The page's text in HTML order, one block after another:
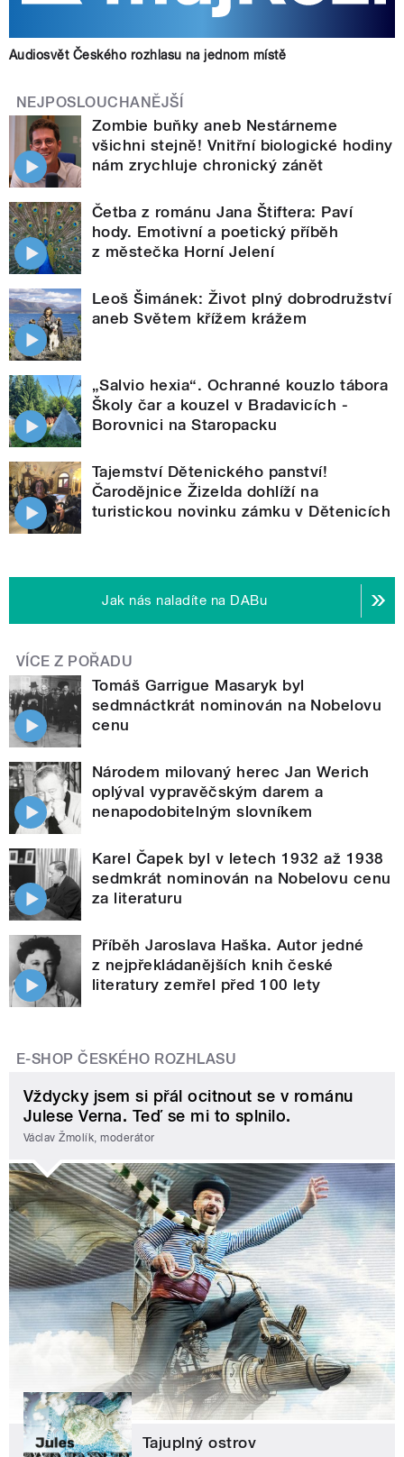
Audiosvět Českého rozhlasu na jednom místě
NEJPOSLOUCHANĚJŠÍ
Zombie buňky aneb Nestárneme
všichni stejně! Vnitřní biologické hodiny
nám zrychluje chronický zánět
Četba z románu Jana Štiftera: Paví
hody. Emotivní a poetický příběh
z městečka Horní Jelení
Leoš Šimánek: Život plný dobrodružství
aneb Světem křížem krážem
„Salvio hexia“. Ochranné kouzlo tábora
Školy čar a kouzel v Bradavicích -
Borovnici na Staropacku
Tajemství Dětenického panství!
Čarodějnice Žizelda dohlíží na
turistickou novinku zámku v Dětenicích
Jak nás naladíte na DABu
VÍCE Z POŘADU
Tomáš Garrigue Masaryk byl
sedmnáctkrát nominován na Nobelovu
cenu
Národem milovaný herec Jan Werich
oplýval vypravěčským darem a
nenapodobitelným slovníkem
Karel Čapek byl v letech 1932 až 1938
sedmkrát nominován na Nobelovu cenu
za literaturu
Příběh Jaroslava Haška. Autor jedné
z nejpřekládanějších knih české
literatury zemřel před 100 lety
E-SHOP ČESKÉHO ROZHLASU
Vždycky jsem si přál ocitnout se v románu
Julese Verna. Teď se mi to splnilo.
Václav Žmolík, moderátor
Tajuplný ostrov